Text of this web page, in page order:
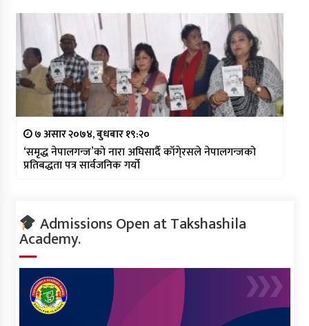
७ असार २०७४, बुधबार १९:२०
‘समृद्ध नेपालगन्ज’को नारा अघिसार्दै काँगे्रसले नेपालगन्जको
प्रतिबद्धता पत्र सार्वजनिक गर्यो
Admissions Open at Takshashila
Academy.